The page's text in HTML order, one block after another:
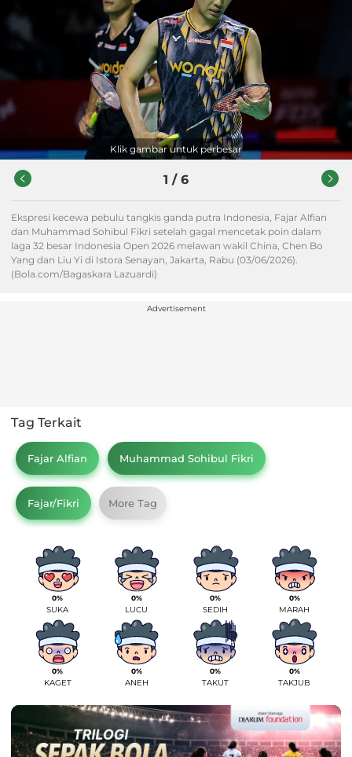
Klik gambar untuk perbesar
1 / 6
Ekspresi kecewa pebulu tangkis ganda putra Indonesia, Fajar Alfian
dan Muhammad Sohibul Fikri setelah gagal mencetak poin dalam
laga 32 besar Indonesia Open 2026 melawan wakil China, Chen Bo
Yang dan Liu Yi di Istora Senayan, Jakarta, Rabu (03/06/2026).
(Bola.com/Bagaskara Lazuardi)
Tag Terkait
Fajar Alfian Muhammad Sohibul Fikri
Fajar/Fikri More Tag
0%
SUKA
0%
LUCU
0%
SEDIH
0%
MARAH
0%
KAGET
0%
ANEH
0%
TAKUT
0%
TAKJUB